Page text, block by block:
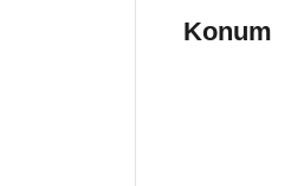
Konum